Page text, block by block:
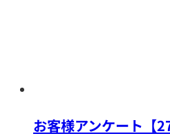
お客様アンケート【